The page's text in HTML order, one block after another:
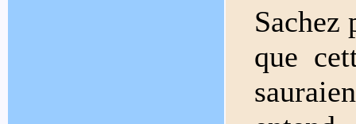
Sachez
que